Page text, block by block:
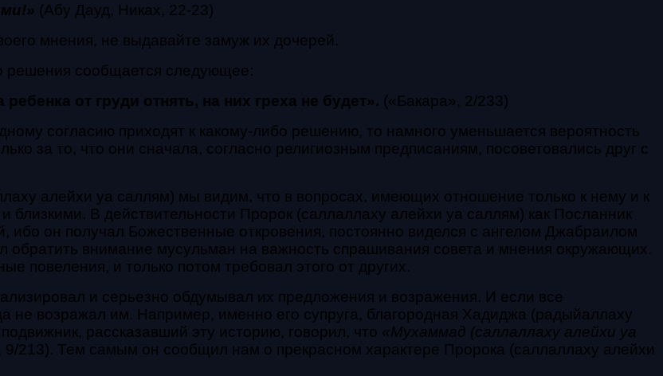
(Абу Дауд, Никах, 22-23)
мнения, не выдавайте замуж их дочерей.
решения сообщается следующее:
от груди отнять, на них греха не будет». («Бакара», 2/233)
согласию приходят к какому-либо решению, то намного уменьшается вероятность
за то, что они сначала, согласно религиозным предписаниям, посоветовались друг с
алейхи уа саллям) мы видим, что в вопросах, имеющих отношение только к нему и к
близкими. В действительности Пророк (саллаллаху алейхи уа саллям) как Посланник
ибо он получал Божественные откровения, постоянно виделся с ангелом Джабраилом
обратить внимание мусульман на важность спрашивания совета и мнения окружающих.
повеления, и только потом требовал этого от других.
и серьезно обдумывал их предложения и возражения. И если все
не возражал им. Например, именно его супруга, благородная Хадиджа (радыйаллаху
рассказавший эту историю, говорил, что «Мухаммад (саллаллаху алейхи уа
9/213). Тем самым он сообщил нам о прекрасном характере Пророка (саллаллаху алейхи